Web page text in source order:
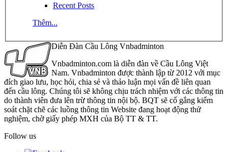
Recent Posts
Thêm...
Diễn Đàn Cầu Lông Vnbadminton
Vnbadminton.com là diễn đàn về Cầu Lông Việt
Nam. Vnbadminton được thành lập từ 2012 với mục
đích giao lưu, học hỏi, chia sẻ và thảo luận mọi vấn đề liên quan
đến cầu lông. Chúng tôi sẽ không chịu trách nhiệm với các thông tin
do thành viên đưa lên trừ thông tin nội bộ. BQT sẽ cố gắng kiểm
soát chặt chẽ các luồng thông tin Website đang hoạt động thử
nghiệm, chờ giấy phép MXH của Bộ TT & TT.
Follow us